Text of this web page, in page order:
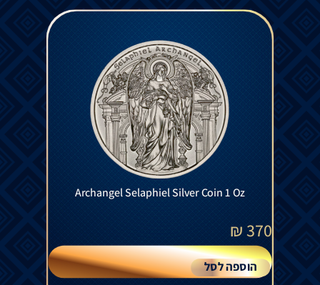
Archangel Selaphiel Silver Coin 1 Oz
370
₪
הוספה לסל